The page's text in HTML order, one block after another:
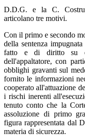
D.D.G. e la C.
articolano tre motivi.
Con il primo e secondo
della sentenza
fatto e di diritto su
dell'appaltatore, con
obblighi gravanti sul
fornito le informazioni
cooperato all'attuazione
i rischi inerenti
tenuto conto che la
assoluzione di primo
figura rappresentata dal
materia di sicurezza.